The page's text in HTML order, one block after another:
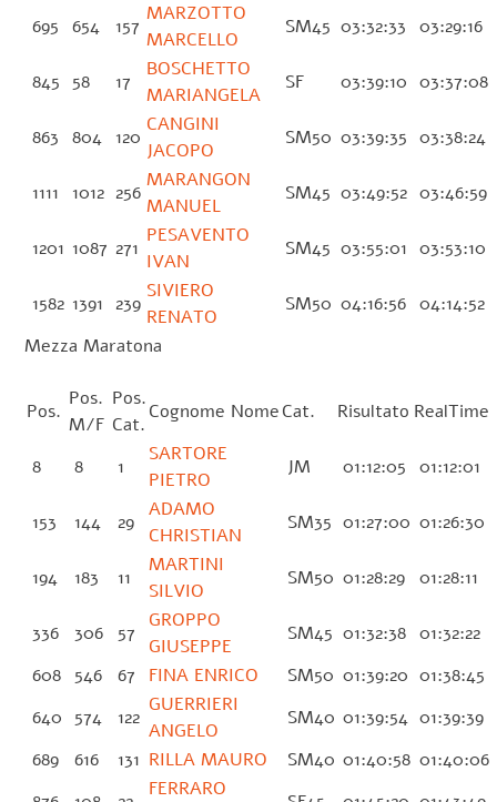
695 654 157
MARZOTTO
MARCELLO
SM45 03:32:33 03:29:16
845 58 17
BOSCHETTO
MARIANGELA
SF 03:39:10 03:37:08
863 804 120
CANGINI
JACOPO
SM50 03:39:35 03:38:24
1111 1012 256
MARANGON
MANUEL
SM45 03:49:52 03:46:59
1201 1087 271
PESAVENTO
IVAN
SM45 03:55:01 03:53:10
1582 1391 239
SIVIERO
RENATO
SM50 04:16:56 04:14:52
Mezza Maratona
Pos.
Pos.
M/F
Pos.
Cat.
Cognome NomeCat. Risultato RealTime
8 8 1
SARTORE
PIETRO
JM 01:12:05 01:12:01
153 144 29
ADAMO
CHRISTIAN
SM35 01:27:00 01:26:30
194 183 11
MARTINI
SILVIO
SM50 01:28:29 01:28:11
336 306 57
GROPPO
GIUSEPPE
SM45 01:32:38 01:32:22
608 546 67 FINA ENRICO SM50 01:39:20 01:38:45
640 574 122
GUERRIERI
ANGELO
SM40 01:39:54 01:39:39
689
616 131 RILLA MAURO SM40 01:40:58 01:40:06
FERRARO